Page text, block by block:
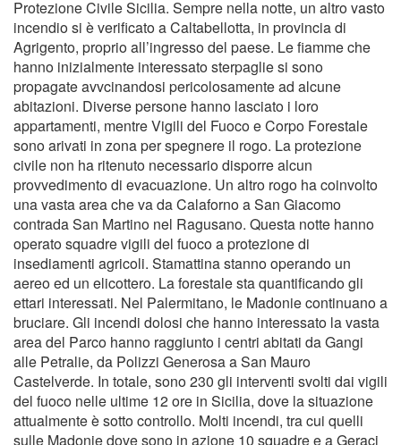
Protezione Civile Sicilia. Sempre nella notte, un altro vasto
incendio si è verificato a Caltabellotta, in provincia di
Agrigento, proprio all’ingresso del paese. Le fiamme che
hanno inizialmente interessato sterpaglie si sono
propagate avvcinandosi pericolosamente ad alcune
abitazioni. Diverse persone hanno lasciato i loro
appartamenti, mentre Vigili del Fuoco e Corpo Forestale
sono arivati in zona per spegnere il rogo. La protezione
civile non ha ritenuto necessario disporre alcun
provvedimento di evacuazione. Un altro rogo ha coinvolto
una vasta area che va da Calaforno a San Giacomo
contrada San Martino nel Ragusano. Questa notte hanno
operato squadre vigili del fuoco a protezione di
insediamenti agricoli. Stamattina stanno operando un
aereo ed un elicottero. La forestale sta quantificando gli
ettari interessati. Nel Palermitano, le Madonie continuano a
bruciare. Gli incendi dolosi che hanno interessato la vasta
area del Parco hanno raggiunto i centri abitati da Gangi
alle Petralie, da Polizzi Generosa a San Mauro
Castelverde. In totale, sono 230 gli interventi svolti dai vigili
del fuoco nelle ultime 12 ore in Sicilia, dove la situazione
attualmente è sotto controllo. Molti incendi, tra cui quelli
sulle Madonie dove sono in azione 10 squadre e a Geraci